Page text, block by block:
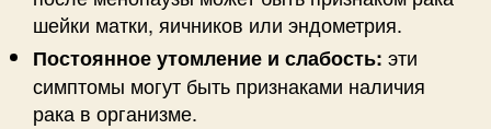
шейки матки, яичников или эндометрия.
Постоянное утомление и слабость: эти
симптомы могут быть признаками наличия
рака в организме.